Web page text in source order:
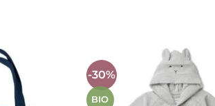
Wunschliste
-30%
BIO